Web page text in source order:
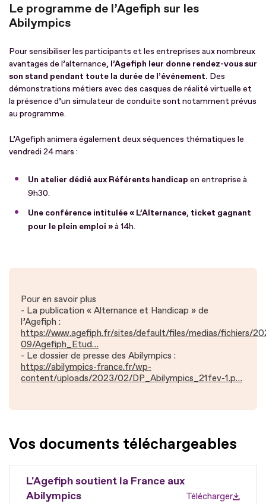
Le programme de l’Agefiph sur les
Abilympics
Pour sensibiliser les participants et les entreprises aux nombreux
avantages de l’alternance, l’Agefiph leur donne rendez-vous sur
son stand pendant toute la durée de l’événement. Des
démonstrations métiers avec des casques de réalité virtuelle et
la présence d’un simulateur de conduite sont notamment prévus
au programme.
L’Agefiph animera également deux séquences thématiques le
vendredi 24 mars :
Un atelier dédié aux Référents handicap en entreprise à
9h30.
Une conférence intitulée « L’Alternance, ticket gagnant
pour le plein emploi »à 14h.
Pour en savoir plus
- La publication « Alternance et Handicap » de
l’Agefiph :
https://www.agefiph.fr/sites/default/files/medias/fichiers/
09/Agefiph_Etud…
- Le dossier de presse des Abilympics :
https://abilympics-france.fr/wp-
content/uploads/2023/02/DP_Abilympics_21fev-1.p…
Vos documents téléchargeables
L'Agefiph soutient la France aux
Abilympics
Télécharger